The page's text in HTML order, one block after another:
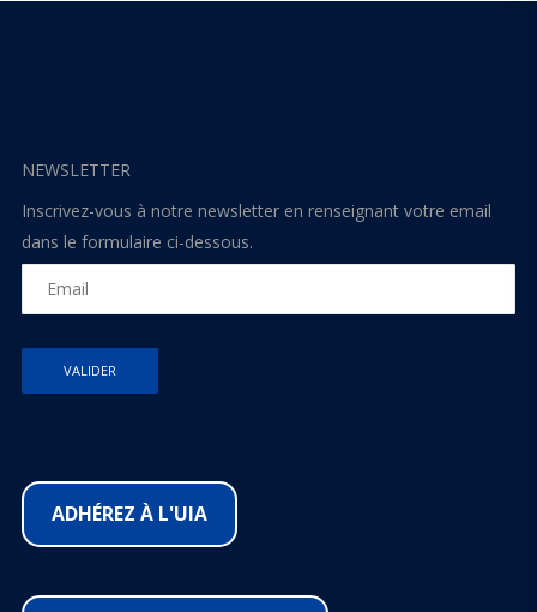
NEWSLETTER
Inscrivez-vous à notre newsletter en renseignant votre email
dans le formulaire ci-dessous.
ADHÉREZ À L'UIA